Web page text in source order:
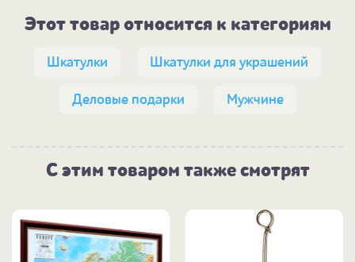
Этот товар относится к категориям
Шкатулки Шкатулки для украшений
Деловые подарки Мужчине
С этим товаром также смотрят